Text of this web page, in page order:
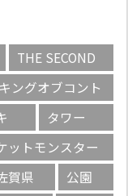
THE SECOND
キングオブコント
タワー
ットモンスター
賀県
公園